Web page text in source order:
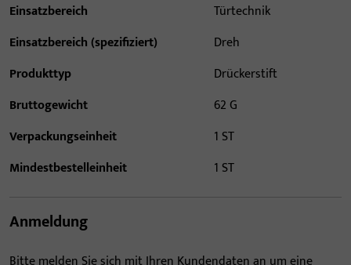
Einsatzbereich
Türtechnik
Einsatzbereich (spezifiziert)
Dreh
Produkttyp
Drückerstift
Bruttogewicht
62 G
Verpackungseinheit
1 ST
Mindestbestelleinheit
1 ST
Anmeldung